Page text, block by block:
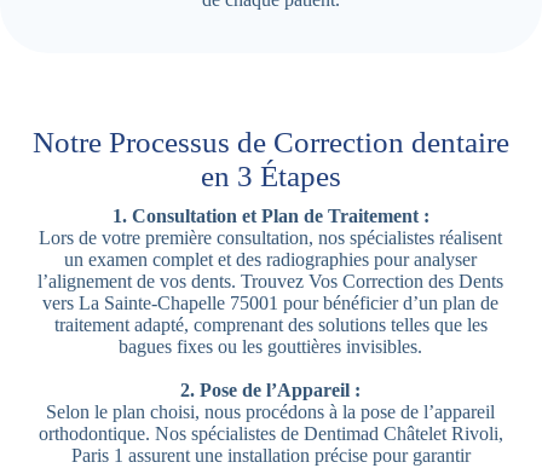
Notre Processus de Correction dentaire
en 3 Étapes
1. Consultation et Plan de Traitement :
Lors de votre première consultation, nos spécialistes réalisent
un examen complet et des radiographies pour analyser
l’alignement de vos dents. Trouvez Vos Correction des Dents
vers La Sainte-Chapelle 75001 pour bénéficier d’un plan de
traitement adapté, comprenant des solutions telles que les
bagues fixes ou les gouttières invisibles.
2. Pose de l’Appareil :
Selon le plan choisi, nous procédons à la pose de l’appareil
orthodontique. Nos spécialistes de Dentimad Châtelet Rivoli,
Paris 1 assurent une installation précise pour garantir